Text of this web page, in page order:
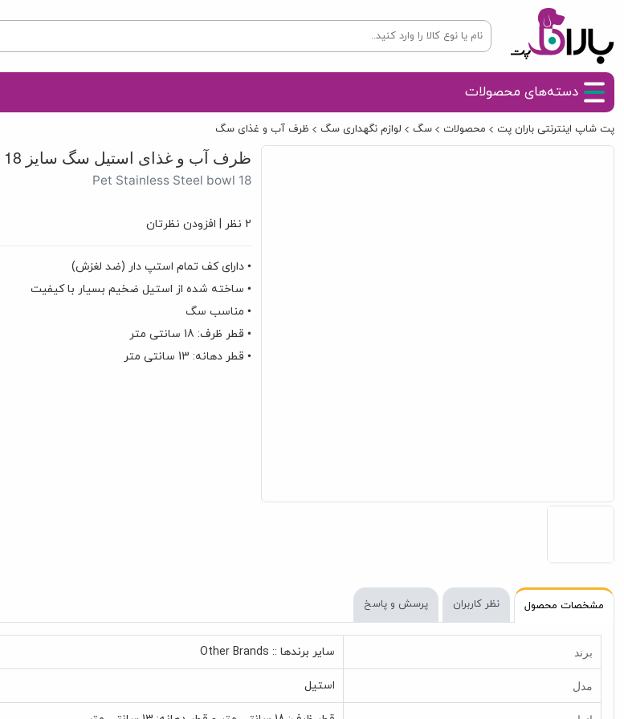
دسته‌های محصولات
پت شاپ اینترنتی باران پت محصولات سگ لوازم نگهداری سگ ظرف آب و غذای سگ
ظرف آب و غذای استیل سگ سایز 18
Pet Stainless Steel bowl 18
2 نظر | افزودن نظرتان
• دارای کف تمام استپ دار (ضد لغزش)
• ساخته شده از استیل ضخیم بسیار با کیفیت
• مناسب سگ
• قطر ظرف: 18 سانتی متر
• قطر دهانه: 13 سانتی متر
مشخصات محصول نظر کاربران پرسش و پاسخ
برند سایر برندها :: Other Brands
مدل استیل